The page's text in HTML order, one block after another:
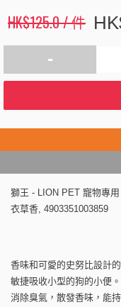
HK$125.0 / 件
-
獅王 - LION PET 寵物專
衣草香,
香味和可愛的史努比設計
敏捷吸收小型的狗的小便
消除臭氣，散發香味，能